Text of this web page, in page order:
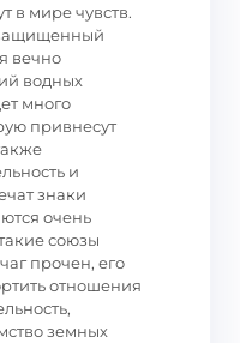
в мире чувств.
вечно
водных
много
привнесут
и
знаки
очень
союзы
прочен, его
отношения
земных